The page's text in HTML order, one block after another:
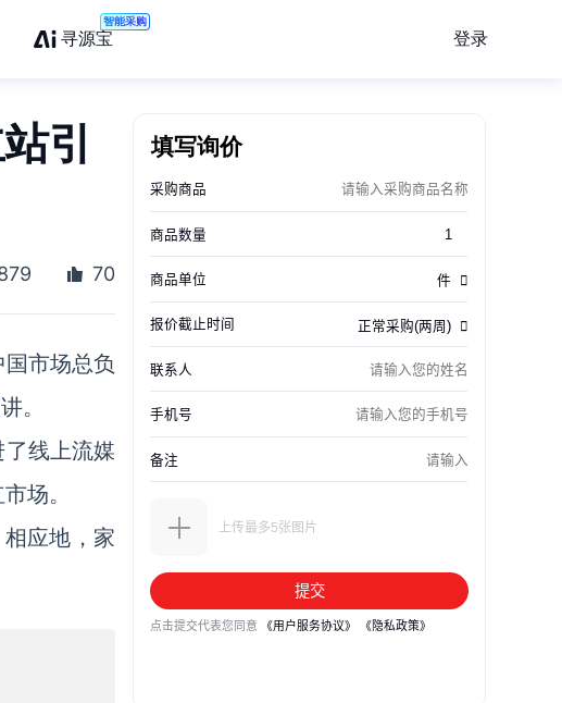
寻源宝
智能采购
登录
引
70
市场总负
。
线上流媒
场。
应地，家
填写询价